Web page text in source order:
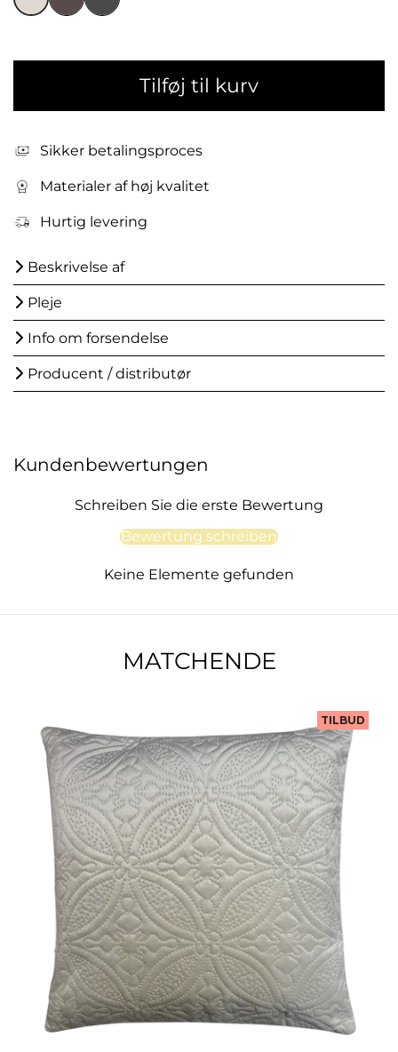
Tilføj til kurv
Sikker betalingsproces
Materialer af høj kvalitet
Hurtig levering
Beskrivelse af
Pleje
Info om forsendelse
Producent / distributør
Kundenbewertungen
Schreiben Sie die erste Bewertung
Bewertung schreiben
Keine Elemente gefunden
MATCHENDE
TILBUD